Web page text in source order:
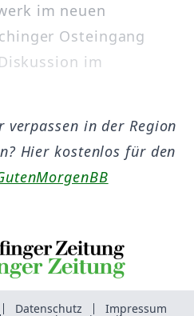
im neuen
Osteingang
im
in der Region
Hier kostenlos für den
Datenschutz Impressum